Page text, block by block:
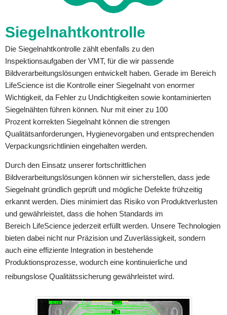
Siegelnahtkontrolle
Die Siegelnahtkontrolle zählt ebenfalls zu den
Inspektionsaufgaben der VMT, für die wir passende
Bildverarbeitungslösungen entwickelt haben. Gerade im Bereich
LifeScience ist die Kontrolle einer Siegelnaht von enormer
Wichtigkeit, da Fehler zu Undichtigkeiten sowie kontaminierten
Siegelnähten führen können. Nur mit einer zu 100
Prozent korrekten Siegelnaht können die strengen
Qualitätsanforderungen, Hygienevorgaben und entsprechenden
Verpackungsrichtlinien eingehalten werden.
Durch den Einsatz unserer fortschrittlichen
Bildverarbeitungslösungen können wir sicherstellen, dass jede
Siegelnaht gründlich geprüft und mögliche Defekte frühzeitig
erkannt werden. Dies minimiert das Risiko von Produktverlusten
und gewährleistet, dass die hohen Standards im
Bereich LifeScience jederzeit erfüllt werden. Unsere Technologien
bieten dabei nicht nur Präzision und Zuverlässigkeit, sondern
auch eine effiziente Integration in bestehende
Produktionsprozesse, wodurch eine kontinuierliche und
reibungslose Qualitätssicherung gewährleistet wird.